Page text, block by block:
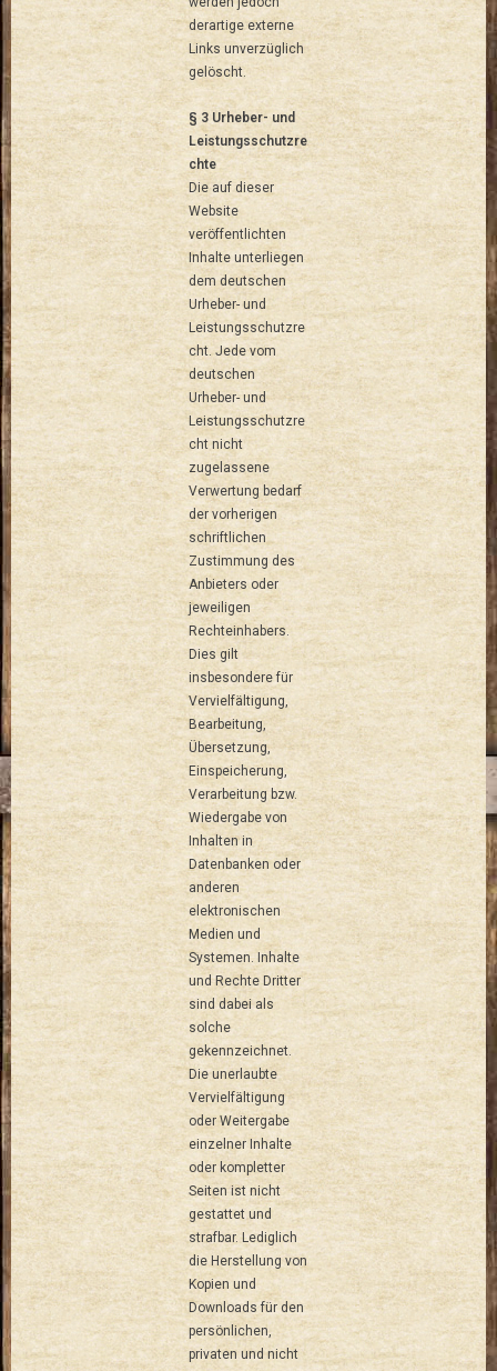
derartige externe
Links unverzüglich
gelöscht.
§ 3 Urheber- und
Leistungsschutzre
chte
Die auf dieser
Website
veröffentlichten
Inhalte unterliegen
dem deutschen
Urheber- und
Leistungsschutzre
cht. Jede vom
deutschen
Urheber- und
Leistungsschutzre
cht nicht
zugelassene
Verwertung bedarf
der vorherigen
schriftlichen
Zustimmung des
Anbieters oder
jeweiligen
Rechteinhabers.
Dies gilt
insbesondere für
Vervielfältigung,
Bearbeitung,
Übersetzung,
Einspeicherung,
Verarbeitung bzw.
Wiedergabe von
Inhalten in
Datenbanken oder
anderen
elektronischen
Medien und
Systemen. Inhalte
und Rechte Dritter
sind dabei als
solche
gekennzeichnet.
Die unerlaubte
Vervielfältigung
oder Weitergabe
einzelner Inhalte
oder kompletter
Seiten ist nicht
gestattet und
strafbar. Lediglich
die Herstellung von
Kopien und
Downloads für den
persönlichen,
privaten und nicht